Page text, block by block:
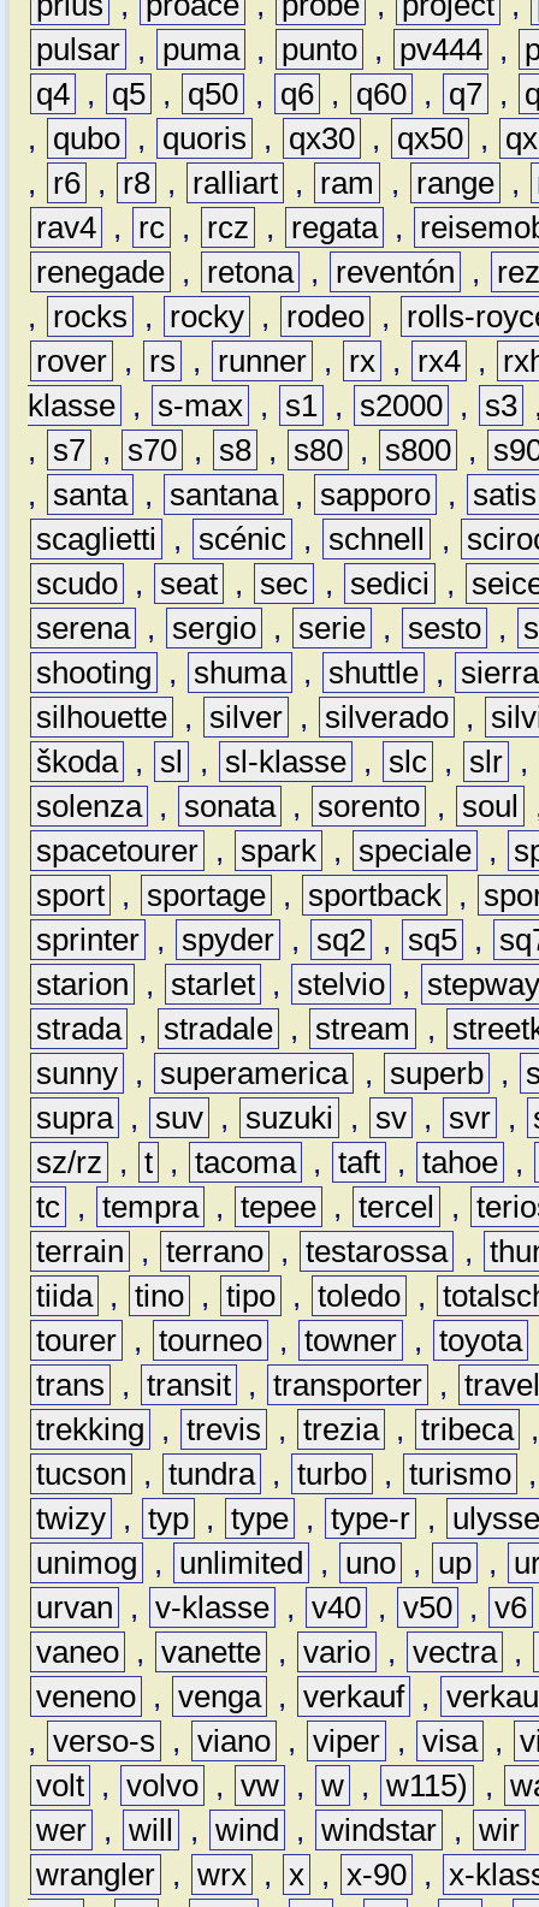
pulsar , puma , punto , pv444 ,
q4 , q5 , q50 , q6 , q60 , q7 ,
,
qubo , quoris , qx30 , qx50 ,
,
r6 , r8 , ralliart , ram , range ,
rav4 , rc , rcz , regata ,
renegade , retona , reventón ,
,
rocks , rocky , rodeo ,
rolls-
rover , rs , runner , rx , rx4 ,
klasse , s-max , s1 , s2000 , s3
,
s7 , s70 , s8 , s80 , s800 ,
,
santa , santana , sapporo ,
satis
scaglietti
, scénic , schnell ,
scudo , seat , sec , sedici ,
serena , sergio , serie , sesto ,
shooting
, shuma , shuttle ,
sierra
silhouette , silver , silverado ,
škoda , sl , sl-klasse , slc , slr ,
solenza , sonata , sorento , soul
spacetourer , spark , speciale ,
sport , sportage , sportback ,
sprinter , spyder , sq2 , sq5 ,
starion
, starlet , stelvio ,
strada , stradale , stream ,
sunny , superamerica , superb ,
supra , suv , suzuki , sv , svr ,
sz/rz
, t , tacoma , taft , tahoe ,
tc , tempra , tepee , tercel ,
terrain
, terrano , testarossa ,
tiida , tino , tipo , toledo ,
tourer , tourneo , towner , toyota
trans
, transit , transporter ,
trekking
, trevis , trezia , tribeca
tucson
, tundra , turbo , turismo
twizy , typ , type , type-r ,
unimog
, unlimited , uno , up ,
urvan
, v-klasse , v40 , v50 , v6
vaneo , vanette , vario , vectra ,
veneno , venga , verkauf ,
, verso-s , viano , viper , visa ,
volt , volvo , vw , w , w115) ,
wer , will , wind , windstar , wir
wrangler , wrx , x , x-90 , x-